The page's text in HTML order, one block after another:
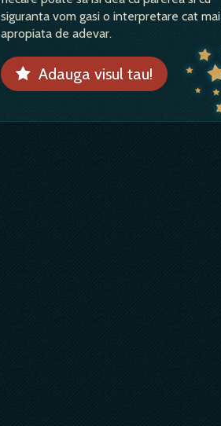
siguranta vom gasi o interpretare cat mai
apropiata de adevar.
Adauga visul tau!